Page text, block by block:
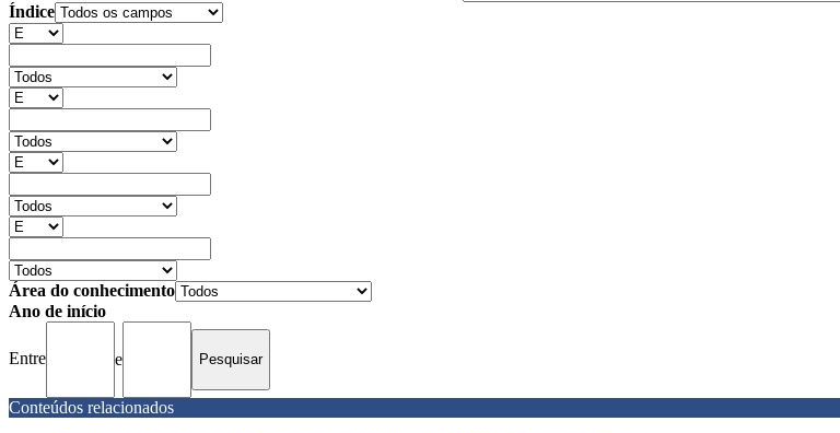
Índice
Área do conhecimento
Ano de início
Entre e
Conteúdos relacionados